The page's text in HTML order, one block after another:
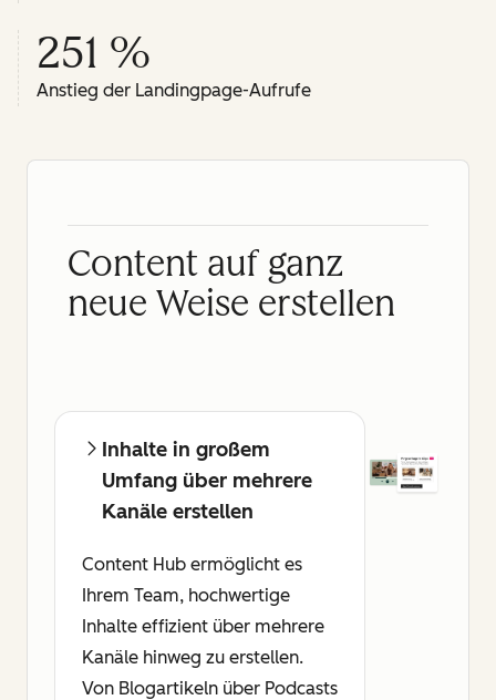
251 %
Anstieg der Landingpage-Aufrufe
Content auf ganz
neue Weise erstellen
Inhalte in großem
Umfang über mehrere
Kanäle erstellen
Content Hub ermöglicht es
Ihrem Team, hochwertige
Inhalte effizient über mehrere
Kanäle hinweg zu erstellen.
Von Blogartikeln über Podcasts